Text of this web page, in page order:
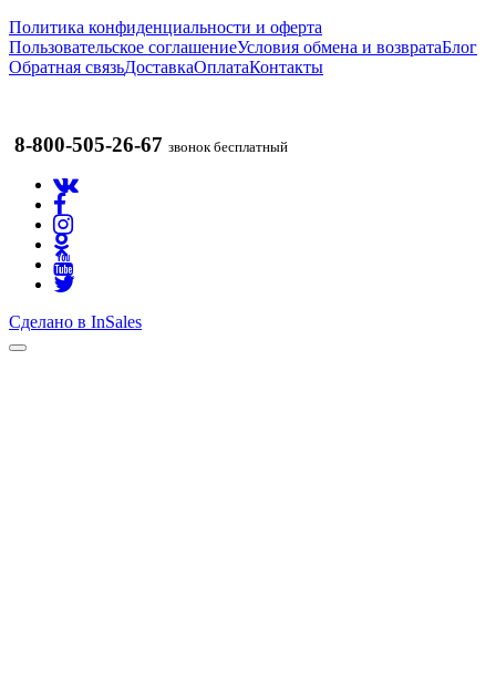
Политика конфиденциальности и оферта
Пользовательское соглашениеУсловия обмена и возвратаБлог
Обратная связьДоставкаОплатаКонтакты
8-800-505-26-67 звонок бесплатный
Сделано в InSales